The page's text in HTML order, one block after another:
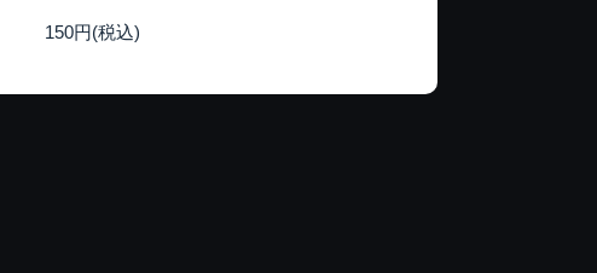
150円(税込)